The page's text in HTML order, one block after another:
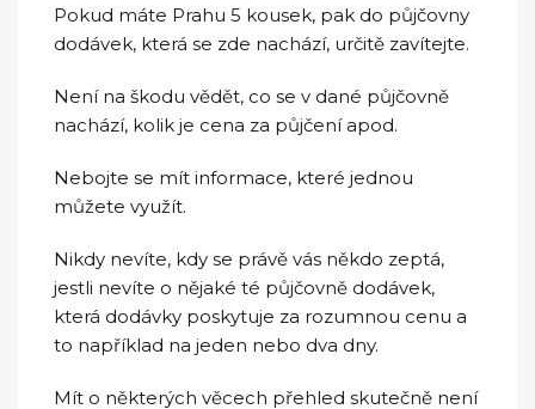
Pokud máte Prahu 5 kousek, pak do půjčovny
dodávek, která se zde nachází, určitě zavítejte.
Není na škodu vědět, co se v dané půjčovně
nachází, kolik je cena za půjčení apod.
Nebojte se mít informace, které jednou
můžete využít.
Nikdy nevíte, kdy se právě vás někdo zeptá,
jestli nevíte o nějaké té půjčovně dodávek,
která dodávky poskytuje za rozumnou cenu a
to například na jeden nebo dva dny.
Mít o některých věcech přehled skutečně není